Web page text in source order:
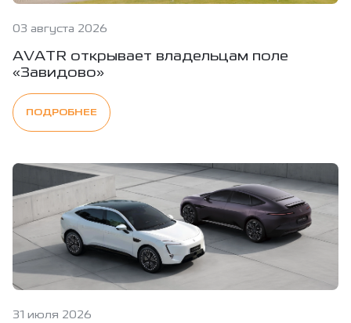
03 августа 2026
AVATR открывает владельцам поле
«Завидово»
ПОДРОБНЕЕ
31 июля 2026